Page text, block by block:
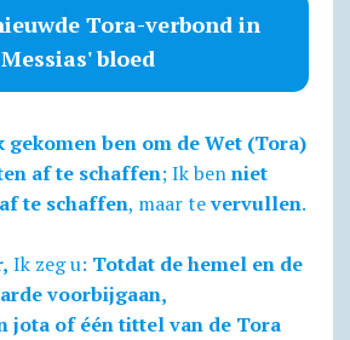
Tora-verbond in
Messias' bloed
gekomen ben om de Wet (Tora)
af te schaffen; Ik benniet
af te schaffen, maar tevervullen.
Ik zeg u: Totdat de hemel en de
voorbijgaan,
jota of één tittel van de Tora